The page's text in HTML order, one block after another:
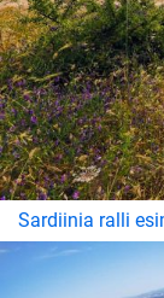
Sardiinia ralli